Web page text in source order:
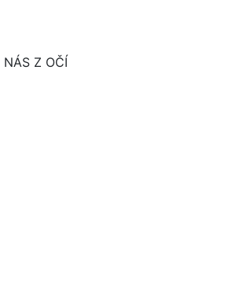
NÁS Z OČÍ